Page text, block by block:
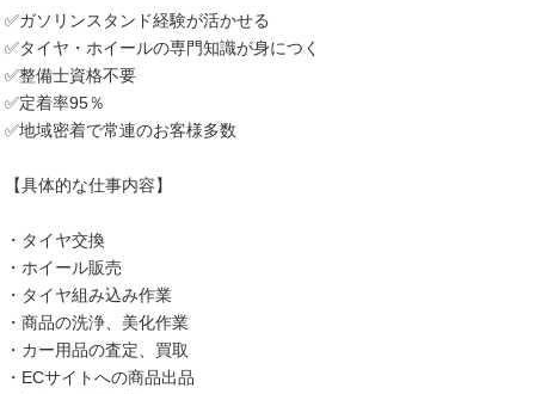
✅ガソリンスタンド経験が活かせる
✅タイヤ・ホイールの専門知識が身につく
✅整備士資格不要
✅定着率95％
✅地域密着で常連のお客様多数
【具体的な仕事内容】
・タイヤ交換
・ホイール販売
・タイヤ組み込み作業
・商品の洗浄、美化作業
・カー用品の査定、買取
・ECサイトへの商品出品